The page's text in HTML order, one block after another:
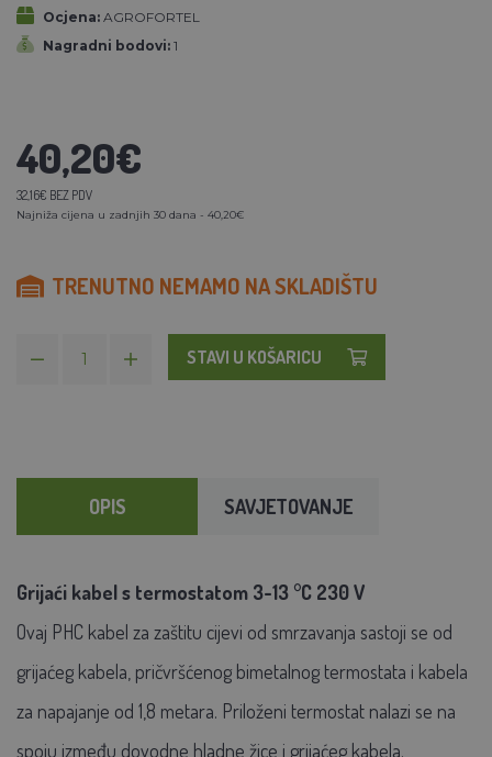
Ocjena: AGROFORTEL
Nagradni bodovi: 1
40,20€
32,16€ BEZ PDV
Najniža cijena u zadnjih 30 dana - 40,20€
TRENUTNO NEMAMO NA SKLADIŠTU
STAVI U KOŠARICU
OPIS SAVJETOVANJE
Grijaći kabel s termostatom 3-13 °C 230 V
Ovaj PHC kabel za zaštitu cijevi od smrzavanja sastoji se od
grijaćeg kabela, pričvršćenog bimetalnog termostata i kabela
za napajanje od 1,8 metara. Priloženi termostat nalazi se na
spoju između dovodne hladne žice i grijaćeg kabela.